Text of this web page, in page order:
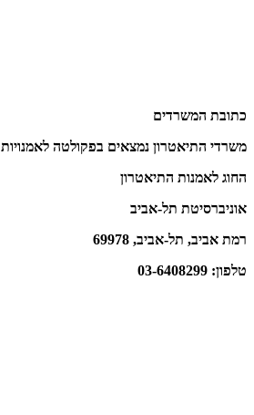
כתובת המשרדים
משרדי התיאטרון נמצאים בפקולטה לאמנויות
החוג לאמנות התיאטרון
אוניברסיטת תל-אביב
רמת אביב, תל-אביב, 69978
טלפון: 03-6408299